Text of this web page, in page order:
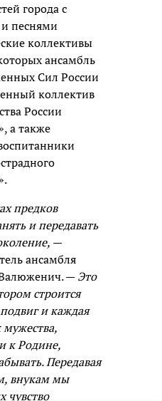
города с
песнями
коллективы
ансамбль
Сил России
коллектив
России
а также
предков
и передавать
—
ансамбля
— Это
строится
и каждая
к Родине,
Передавая
внукам мы
чувство